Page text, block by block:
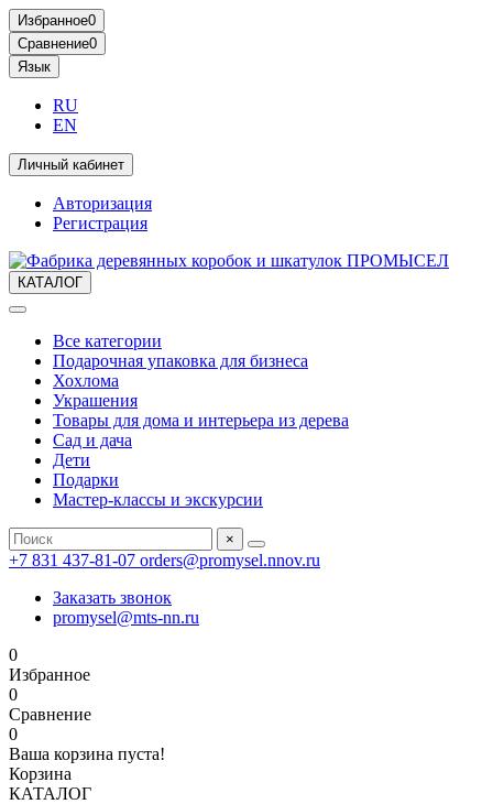
Избранное0
Сравнение0
Язык
RU
EN
Личный кабинет
Авторизация
Регистрация
КАТАЛОГ
Все категории
Подарочная упаковка для бизнеса
Хохлома
Украшения
Товары для дома и интерьера из дерева
Сад и дача
Дети
Подарки
Мастер-классы и экскурсии
×
+7 831 437-81-07 orders@promysel.nnov.ru
Заказать звонок
promysel@mts-nn.ru
0
Избранное
0
Сравнение
0
Ваша корзина пуста!
Корзина
КАТАЛОГ